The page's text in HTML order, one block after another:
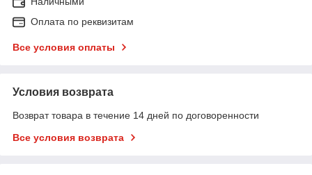
Оплата по реквизитам
Все условия оплаты
Условия возврата
Возврат товара в течение 14 дней по договоренности
Все условия возврата